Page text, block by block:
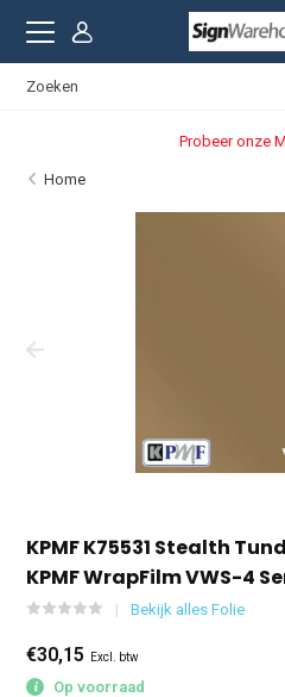
Probeer onze
Home
KPMF K75531 Stealth
KPMF WrapFilm VWS-4
Bekijk alles Folie
€30,15 Excl. btw
Op voorraad